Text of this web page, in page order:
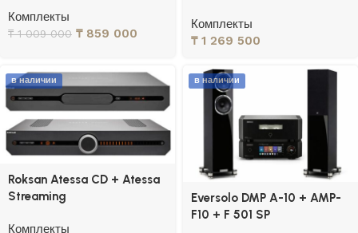
Комплекты
₸1 009 000 ₸859 000
Комплекты
₸1 269 500
в наличии
Roksan Atessa CD + Atessa
Streaming
Комплекты
в наличии
Eversolo DMP A-10 + AMP-
F10 + F 501 SP